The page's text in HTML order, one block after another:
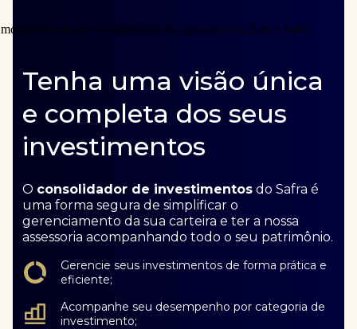
Tenha uma visão única
e completa dos seus
investimentos
O consolidador de investimentos do Safra é
uma forma segura de simplificar o
gerenciamento da sua carteira e ter a nossa
assessoria acompanhando todo o seu patrimônio.
Gerencie seus investimentos de forma prática e
eficiente;
Acompanhe seu desempenho por categoria de
investimento;